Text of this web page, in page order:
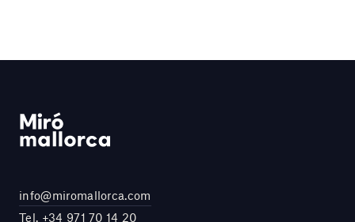
info@miromallorca.com
Tel. +34 971 70 14 20